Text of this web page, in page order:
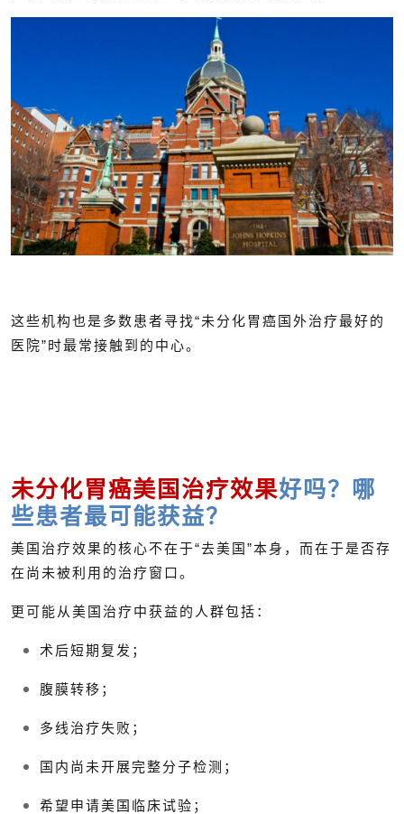
这些机构也是多数患者寻找“未分化胃癌国外治疗最好的
医院”时最常接触到的中心。
未分化胃癌美国治疗效果好吗？哪
些患者最可能获益？
美国治疗效果的核心不在于“去美国”本身，而在于是否存
在尚未被利用的治疗窗口。
更可能从美国治疗中获益的人群包括：
术后短期复发；
腹膜转移；
多线治疗失败；
国内尚未开展完整分子检测；
希望申请美国临床试验；